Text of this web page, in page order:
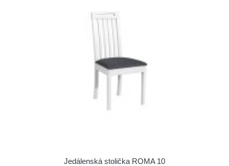
Jedálenská stolička ROMA 10